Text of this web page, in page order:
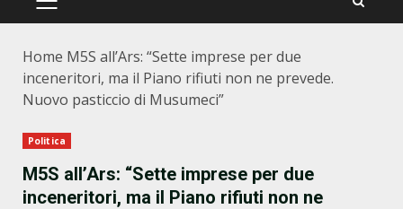
PRIMÄRES
Home M5S all’Ars: “Sette imprese per due
inceneritori, ma il Piano rifiuti non ne prevede.
Nuovo pasticcio di Musumeci”
Politica
M5S all’Ars: “Sette imprese per due
inceneritori, ma il Piano rifiuti non ne